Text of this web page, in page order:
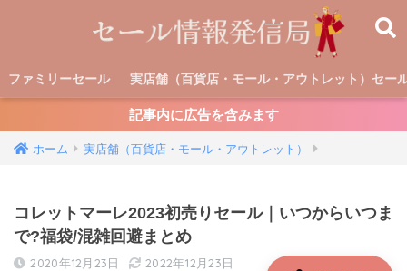
ファミリーセール 実店舗（百貨店・モール・アウトレット）セー
記事内に広告を含みます
ホーム 実店舗（百貨店・モール・アウトレット）
コレットマーレ2023初売りセール｜いつからいつま
で?福袋/混雑回避まとめ
2020年12月23日 2022年12月23日